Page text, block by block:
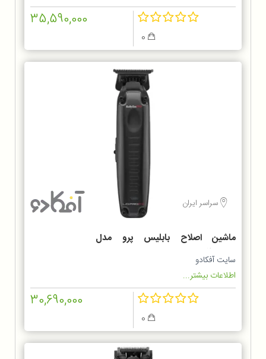
35,590,000
سراسر ایران
ماشین اصلاح بابلیس پرو مدل
FX726SDE
سایت آفکادو
اطلاعات بیشتر...
30,690,000